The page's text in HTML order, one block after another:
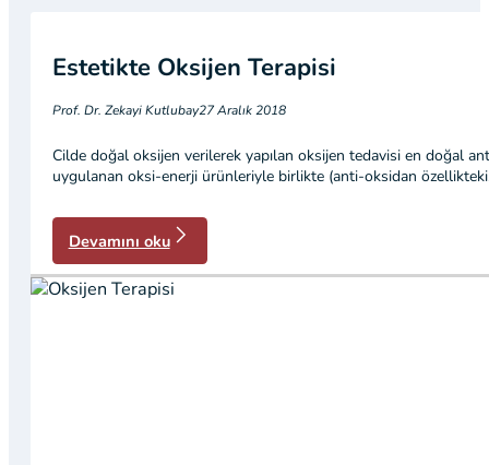
Estetikte Oksijen Terapisi
Prof. Dr. Zekayi Kutlubay27 Aralık 2018
Cilde doğal oksijen verilerek yapılan oksijen tedavisi en doğal
uygulanan oksi-enerji ürünleriyle birlikte (anti-oksidan
Devamını oku